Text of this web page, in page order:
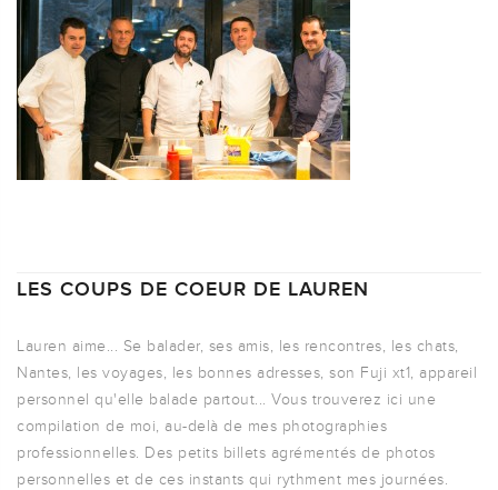
LES COUPS DE COEUR DE LAUREN
Lauren aime... Se balader, ses amis, les rencontres, les chats,
Nantes, les voyages, les bonnes adresses, son Fuji xt1, appareil
personnel qu'elle balade partout... Vous trouverez ici une
compilation de moi, au-delà de mes photographies
professionnelles. Des petits billets agrémentés de photos
personnelles et de ces instants qui rythment mes journées.